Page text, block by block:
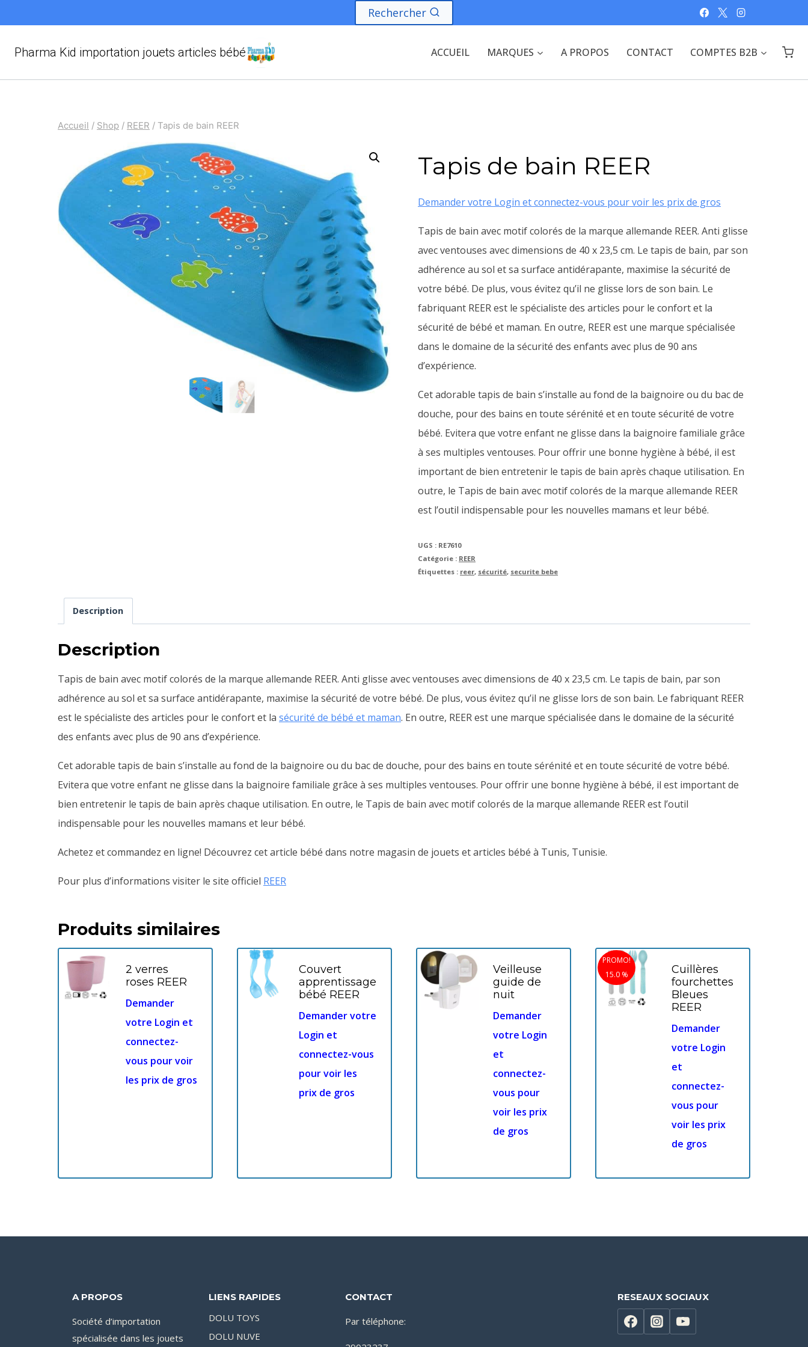
au
contenu
Rechercher
Pharma Kid importation jouets articles bébé ACCUEIL MARQUES A PROPOS CONTACT COMPTES B2B
Accueil / Shop / REER / Tapis de bain REER
Tapis de bain REER
Demander votre Login et connectez-vous pour voir les prix de gros
Tapis de bain avec motif colorés de la marque allemande REER. Anti glisse
avec ventouses avec dimensions de 40 x 23,5 cm. Le tapis de bain, par son
adhérence au sol et sa surface antidérapante, maximise la sécurité de
votre bébé. De plus, vous évitez qu’il ne glisse lors de son bain. Le
fabriquant REER est le spécialiste des articles pour le confort et la
sécurité de bébé et maman. En outre, REER est une marque spécialisée
dans le domaine de la sécurité des enfants avec plus de 90 ans
d’expérience.
Cet adorable tapis de bain s’installe au fond de la baignoire ou du bac de
douche, pour des bains en toute sérénité et en toute sécurité de votre
bébé. Evitera que votre enfant ne glisse dans la baignoire familiale grâce
à ses multiples ventouses. Pour offrir une bonne hygiène à bébé, il est
important de bien entretenir le tapis de bain après chaque utilisation. En
outre, le Tapis de bain avec motif colorés de la marque allemande REER
est l’outil indispensable pour les nouvelles mamans et leur bébé.
UGS : RE7610
Catégorie : REER
Étiquettes : reer, sécurité, securite bebe
Description
Description
Tapis de bain avec motif colorés de la marque allemande REER. Anti glisse avec ventouses avec dimensions de 40 x 23,5 cm. Le tapis de bain, par son
adhérence au sol et sa surface antidérapante, maximise la sécurité de votre bébé. De plus, vous évitez qu’il ne glisse lors de son bain. Le fabriquant REER
est le spécialiste des articles pour le confort et la sécurité de bébé et maman. En outre, REER est une marque spécialisée dans le domaine de la sécurité
des enfants avec plus de 90 ans d’expérience.
Cet adorable tapis de bain s’installe au fond de la baignoire ou du bac de douche, pour des bains en toute sérénité et en toute sécurité de votre bébé.
Evitera que votre enfant ne glisse dans la baignoire familiale grâce à ses multiples ventouses. Pour offrir une bonne hygiène à bébé, il est important de
bien entretenir le tapis de bain après chaque utilisation. En outre, le Tapis de bain avec motif colorés de la marque allemande REER est l’outil
indispensable pour les nouvelles mamans et leur bébé.
Achetez et commandez en ligne! Découvrez cet article bébé dans notre magasin de jouets et articles bébé à Tunis, Tunisie.
Pour plus d’informations visiter le site officiel REER
Produits similaires
2 verres
roses REER
Demander
votre Login et
connectez-
vous pour voir
les prix de gros
Couvert
apprentissage
bébé REER
Demander votre
Login et
connectez-vous
pour voir les
prix de gros
Veilleuse
guide de
nuit
Demander
votre Login
et
connectez-
vous pour
voir les prix
de gros
PROMO!
15.0 %
Cuillères
fourchettes
Bleues
REER
Demander
votre Login
et
connectez-
vous pour
voir les prix
de gros
A PROPOS
Société d’importation
spécialisée dans les jouets
LIENS RAPIDES
DOLU TOYS
DOLU NUVE
CONTACT
Par téléphone:
RESEAUX SOCIAUX